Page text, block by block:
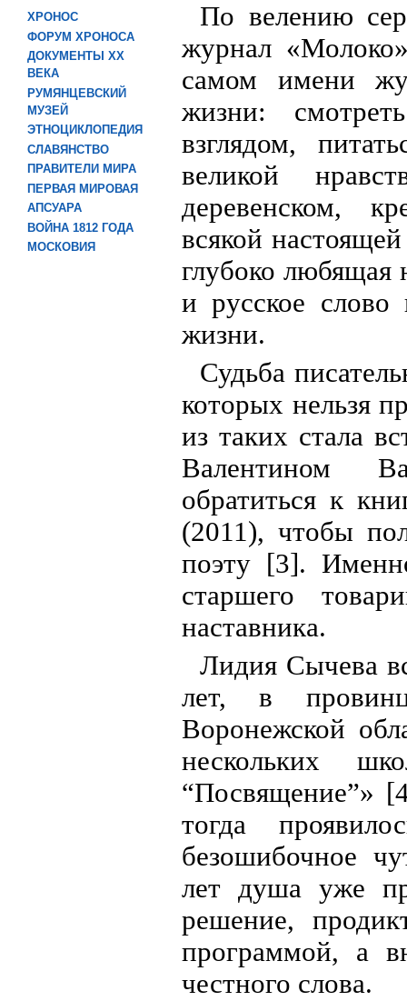
ХРОНОС
ФОРУМ ХРОНОСА
ДОКУМЕНТЫ XX
ВЕКА
РУМЯНЦЕВСКИЙ
МУЗЕЙ
ЭТНОЦИКЛОПЕДИЯ
СЛАВЯНСТВО
ПРАВИТЕЛИ МИРА
ПЕРВАЯ МИРОВАЯ
АПСУАРА
ВОЙНА 1812 ГОДА
МОСКОВИЯ
По велению
журнал
самом имени
жизни:
взглядом,
великой
деревенском,
всякой
глубоко любящая
и русское слово
жизни.
Судьба
которых нельзя
из таких стала
Валентином
обратиться к
(2011), чтобы
поэту [3].
старшего
наставника.
Лидия Сычева
лет, в
Воронежской
нескольких
“Посвящение”»
тогда
безошибочное
лет душа уже
решение,
программой, а
честного слова.